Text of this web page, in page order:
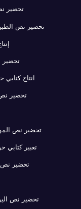
تحضير
تحضير نص
تحضير
انتاج
تحضير
تحضير نص
تعبير كتابي
تحضير نص
تحضير نص